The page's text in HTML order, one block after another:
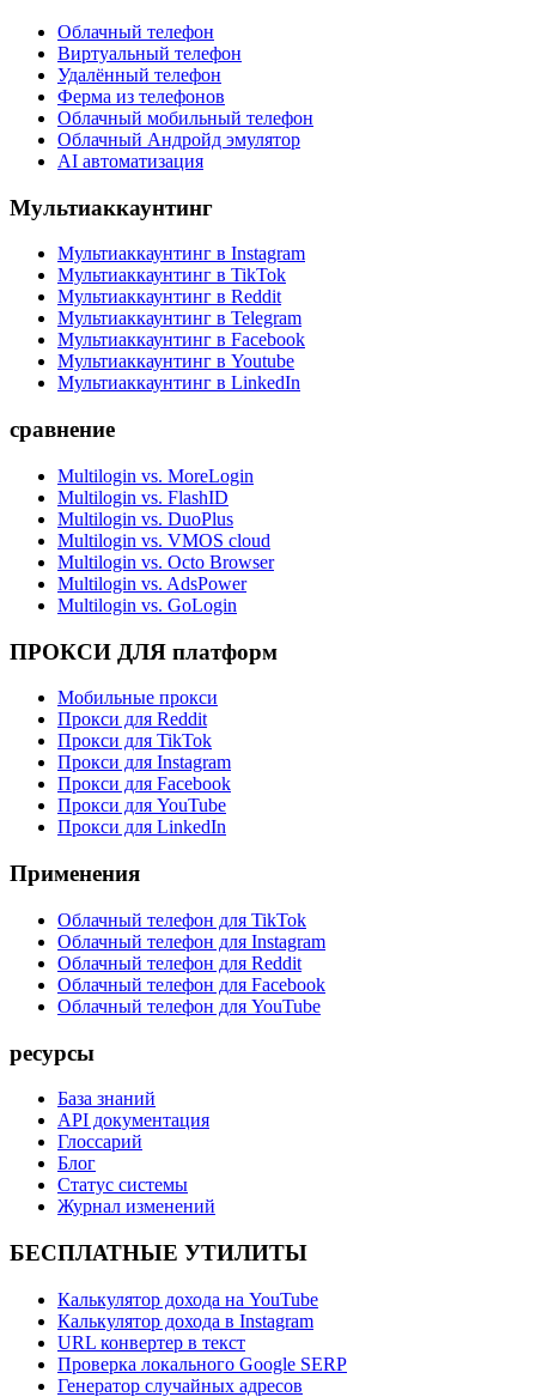
Облачный телефон
Виртуальный телефон
Удалённый телефон
Ферма из телефонов
Облачный мобильный телефон
Облачный Андройд эмулятор
AI автоматизация
Мультиаккаунтинг
Мультиаккаунтинг в Instagram
Мультиаккаунтинг в TikTok
Мультиаккаунтинг в Reddit
Мультиаккаунтинг в Telegram
Мультиаккаунтинг в Facebook
Мультиаккаунтинг в Youtube
Мультиаккаунтинг в LinkedIn
сравнение
Multilogin vs. MoreLogin
Multilogin vs. FlashID
Multilogin vs. DuoPlus
Multilogin vs. VMOS cloud
Multilogin vs. Octo Browser
Multilogin vs. AdsPower
Multilogin vs. GoLogin
ПРОКСИ ДЛЯ платформ
Мобильные прокси
Прокси для Reddit
Прокси для TikTok
Прокси для Instagram
Прокси для Facebook
Прокси для YouTube
Прокси для LinkedIn
Применения
Облачный телефон для TikTok
Облачный телефон для Instagram
Облачный телефон для Reddit
Облачный телефон для Facebook
Облачный телефон для YouTube
ресурсы
База знаний
API документация
Глоссарий
Блог
Статус системы
Журнал изменений
БЕСПЛАТНЫЕ УТИЛИТЫ
Калькулятор дохода на YouTube
Калькулятор дохода в Instagram
URL конвертер в текст
Проверка локального Google SERP
Генератор случайных адресов